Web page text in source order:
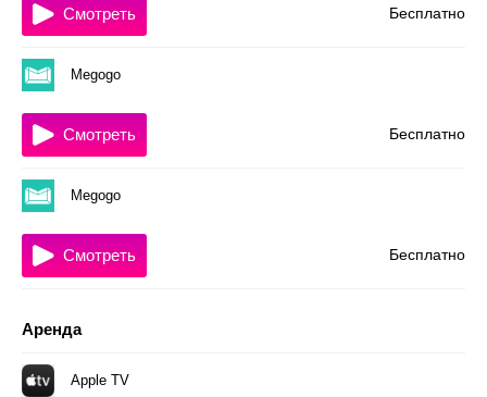
Бесплатно
Смотреть
Megogo
Бесплатно
Смотреть
Megogo
Бесплатно
Смотреть
Аренда
Apple TV